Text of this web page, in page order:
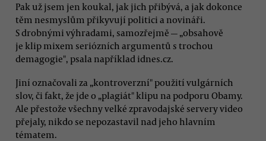
Pak už jsem jen koukal, jak jich přibývá, a jak dokonce
těm nesmyslům přikyvují politici a novináři.
S drobnými výhradami, samozřejmě — „obsahově
je klip mixem seriózních argumentů s trochou
demagogie", psala například idnes.cz.
Jiní označovali za „kontroverzní" použití vulgárních
slov, či fakt, že jde o „plagiát" klipu na podporu Obamy.
Ale přestože všechny velké zpravodajské servery video
přejaly, nikdo se nepozastavil nad jeho hlavním
tématem.